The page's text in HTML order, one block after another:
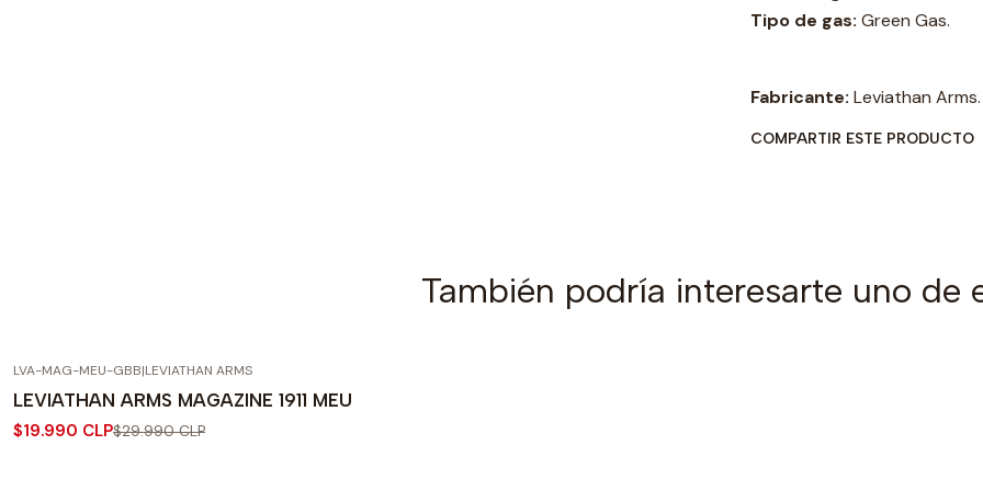
Tipo de gas: Green Gas.
Fabricante: Leviathan Arms.
COMPARTIR ESTE PRODUCTO
También podría interesarte uno de
LVA-MAG-MEU-GBB|LEVIATHAN ARMS
LEVIATHAN ARMS MAGAZINE 1911 MEU
$19.990 CLP$29.990 CLP